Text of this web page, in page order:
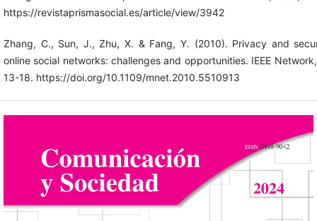
https://revistaprismasocial.es/article/view/3942
Zhang, C., Sun, J., Zhu, X. & Fang, Y. (2010). Privacy and
online social networks: challenges and opportunities. IEEE
13-18. https://doi.org/10.1109/mnet.2010.5510913